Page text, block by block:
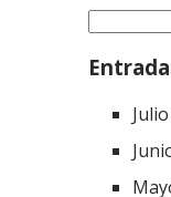
Buscar: